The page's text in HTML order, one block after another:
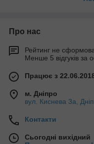
Електромеханічні.
Гідравлічні.
виробництвах
промислових об'єктах,
металевими виробами.
Переваги верстатів
невеликий проміжок
Всі вироби
Про нас
Рейтинг не
Менше 5 відгуків за
Працює з
м. Дніпро
вул. Киснева 3а,
Контакти
Сьогодні вихідний